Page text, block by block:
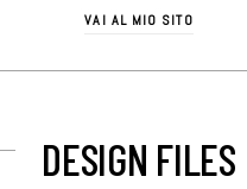
VAI AL MIO SITO
DESIGN FILES